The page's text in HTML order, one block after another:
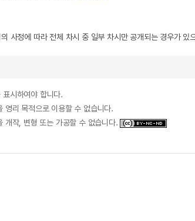
사정에 따라 전체 차시 중 일부 차시만 공개되는 경우가 있
시하여야 합니다.
영리 목적으로 이용할 수 없습니다.
개작, 변형 또는 가공할 수 없습니다.